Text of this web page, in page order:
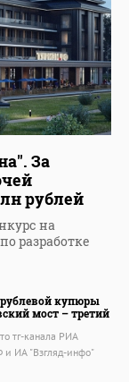
За
рублей
на
разработке
купюры
мост – третий
тг-канала РИА
и ИА "Взгляд-инфо"